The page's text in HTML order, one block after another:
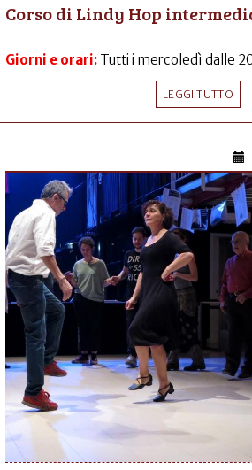
Corso di Lindy Hop
Giorni e orari: Tutti i mercoledì dalle
LEGGI TUTTO